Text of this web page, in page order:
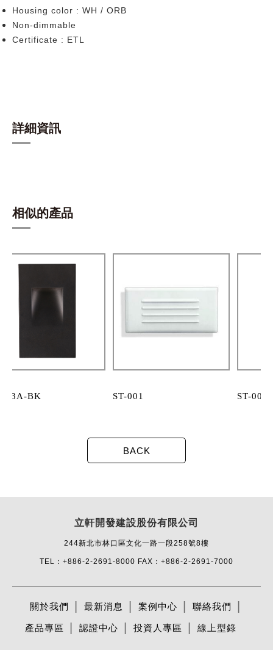
Housing color : WH / ORB
Non-dimmable
Certificate : ETL
詳細資訊
相似的產品
ST-001 ST-002
立軒開發建設股份有限公司
244新北市林口區文化一路一段258號8樓
TEL：+886-2-2691-8000 FAX：+886-2-2691-7000
關於我們 最新消息 案例中心 聯絡我們
產品專區 認證中心 投資人專區 線上型錄